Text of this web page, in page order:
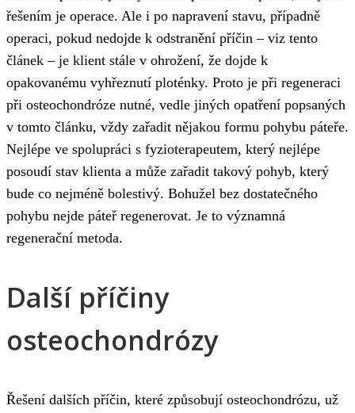
řešením je operace. Ale i po napravení stavu, případně
operaci, pokud nedojde k odstranění příčin – viz tento
článek – je klient stále v ohrožení, že dojde k
opakovanému vyhřeznutí ploténky. Proto je při regeneraci
při osteochondróze nutné, vedle jiných opatření popsaných
v tomto článku, vždy zařadit nějakou formu pohybu páteře.
Nejlépe ve spolupráci s fyzioterapeutem, který nejlépe
posoudí stav klienta a může zařadit takový pohyb, který
bude co nejméně bolestivý. Bohužel bez dostatečného
pohybu nejde páteř regenerovat. Je to významná
regenerační metoda.
Další příčiny
osteochondrózy
Řešení dalších příčin, které způsobují osteochondrózu, už